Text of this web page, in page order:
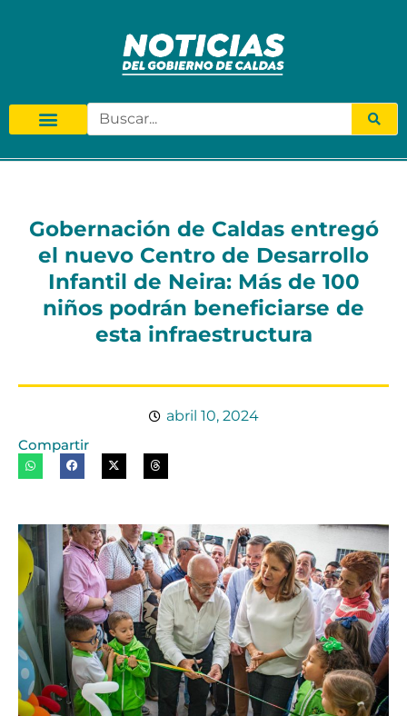
Gobernación de Caldas entregó
el nuevo Centro de Desarrollo
Infantil de Neira: Más de 100
niños podrán beneficiarse de
esta infraestructura
abril 10, 2024
Compartir